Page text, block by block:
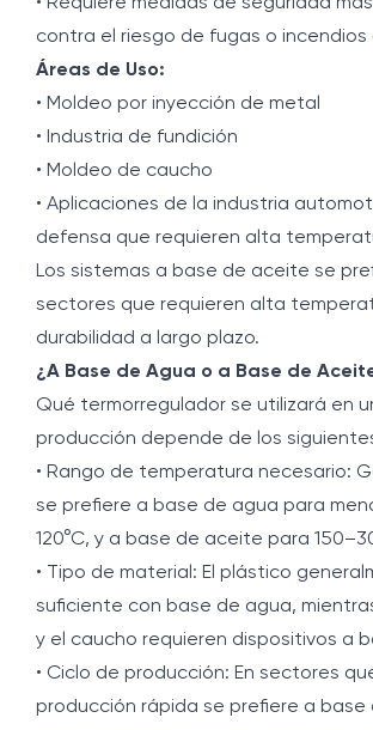
contra el riesgo de fugas o incendios
Áreas de Uso:
• Moldeo por inyección de metal
• Industria de fundición
• Moldeo de caucho
• Aplicaciones de la industria
defensa que requieren alta
Los sistemas a base de aceite se
sectores que requieren alta
durabilidad a largo plazo.
¿A Base de Agua o a Base de
Qué termorregulador se utilizará en
producción depende de los
• Rango de temperatura necesario:
se prefiere a base de agua para
120°C, y a base de aceite para
• Tipo de material: El plástico
suficiente con base de agua,
y el caucho requieren dispositivos a
• Ciclo de producción: En sectores
producción rápida se prefiere a base